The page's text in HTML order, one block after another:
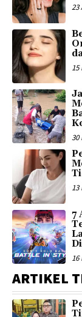
23
15
30
13
7
16
ARTIKEL